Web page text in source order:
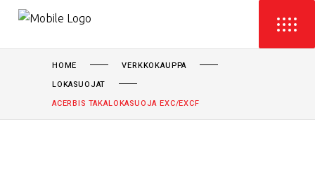
HOME
VERKKOKAUPPA
LOKASUOJAT
ACERBIS TAKALOKASUOJA EXC/EXCF